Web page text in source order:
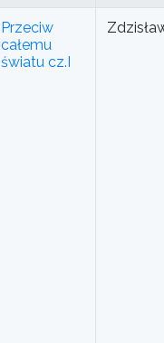
Przeciw
całemu
światu cz.I